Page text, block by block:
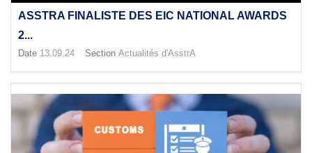
ASSTRA FINALISTE DES EIC NATIONAL AWARDS
2...
Date 13.09.24 Section Actualités d'AsstrA